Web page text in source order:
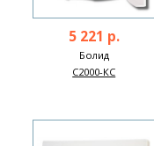
5 221 р.
Болид
С2000-КС